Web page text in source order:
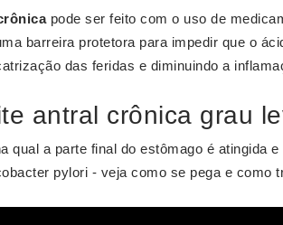
pode ser feito com o uso de
barreira protetora para impedir que o
das feridas e diminuindo a
antral crônica grau
qual a parte final do estômago é atingida
pylori - veja como se pega e como